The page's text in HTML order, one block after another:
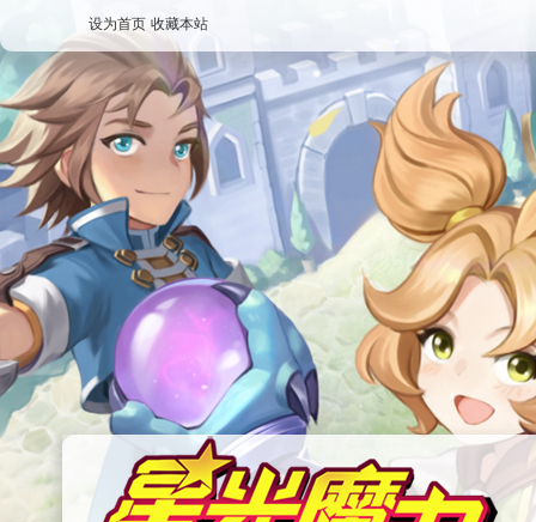
设为首页 收藏本站